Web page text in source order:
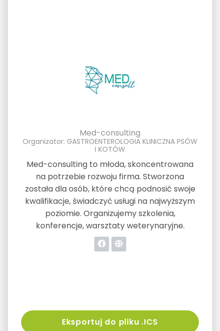
Med-consulting
Organizator: GASTROENTEROLOGIA KLINICZNA PSÓW
I KOTÓW
Med-consulting to młoda, skoncentrowana
na potrzebie rozwoju firma. Stworzona
została dla osób, które chcą podnosić swoje
kwalifikacje, świadczyć usługi na najwyższym
poziomie. Organizujemy szkolenia,
konferencje, warsztaty weterynaryjne.
Eksportuj do pliku .ICS